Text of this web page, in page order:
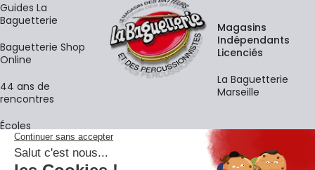
Guides La
Baguetterie
Baguetterie Shop
Online
44 ans de
rencontres
Écoles
Magasins
Indépendants
Licenciés
La Baguetterie
Marseille
La newsletter
Adresse e-mail